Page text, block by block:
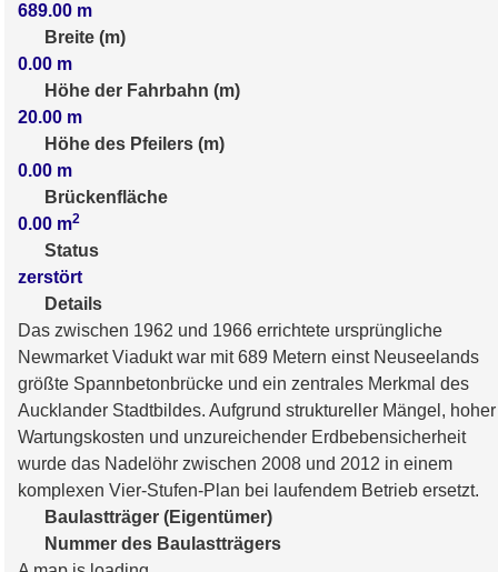
689.00 m
Breite (m)
0.00 m
Höhe der Fahrbahn (m)
20.00 m
Höhe des Pfeilers (m)
0.00 m
Brückenfläche
0.00 m2
Status
zerstört
Details
Das zwischen 1962 und 1966 errichtete ursprüngliche
Newmarket Viadukt war mit 689 Metern einst Neuseelands
größte Spannbetonbrücke und ein zentrales Merkmal des
Aucklander Stadtbildes. Aufgrund struktureller Mängel, hoher
Wartungskosten und unzureichender Erdbebensicherheit
wurde das Nadelöhr zwischen 2008 und 2012 in einem
komplexen Vier-Stufen-Plan bei laufendem Betrieb ersetzt.
Baulastträger (Eigentümer)
Nummer des Baulastträgers